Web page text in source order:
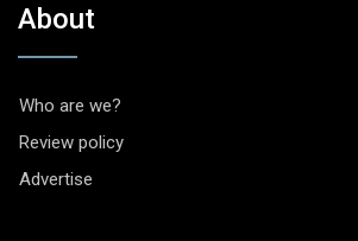
About
Who are we?
Review policy
Advertise